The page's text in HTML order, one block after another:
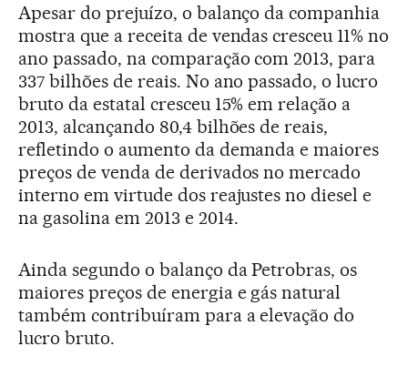
Apesar do prejuízo, o balanço da companhia
mostra que a receita de vendas cresceu 11% no
ano passado, na comparação com 2013, para
337 bilhões de reais. No ano passado, o lucro
bruto da estatal cresceu 15% em relação a
2013, alcançando 80,4 bilhões de reais,
refletindo o aumento da demanda e maiores
preços de venda de derivados no mercado
interno em virtude dos reajustes no diesel e
na gasolina em 2013 e 2014.
Ainda segundo o balanço da Petrobras, os
maiores preços de energia e gás natural
também contribuíram para a elevação do
lucro bruto.